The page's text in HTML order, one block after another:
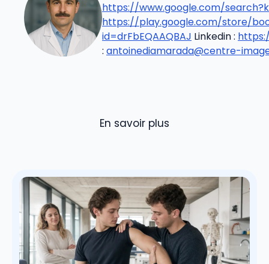
https://www.google.com/
https://play.google.com/store/
id=drFbEQAAQBAJ Linkedin :
: antoinediamarada@centre-
En savoir plus